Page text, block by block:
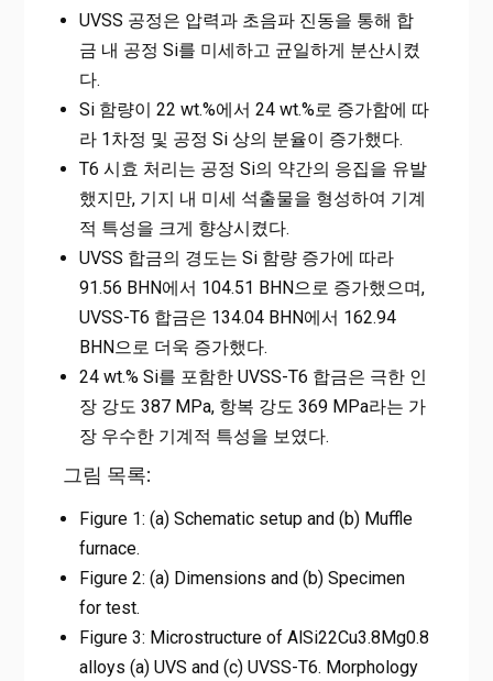
UVSS 공정은 압력과 초음파 진동을 통해 합
금 내 공정 Si를 미세하고 균일하게 분산시켰
다.
Si 함량이 22 wt.%에서 24 wt.%로 증가함에 따
라 1차정 및 공정 Si 상의 분율이 증가했다.
T6 시효 처리는 공정 Si의 약간의 응집을 유발
했지만, 기지 내 미세 석출물을 형성하여 기계
적 특성을 크게 향상시켰다.
UVSS 합금의 경도는 Si 함량 증가에 따라
91.56 BHN에서 104.51 BHN으로 증가했으며,
UVSS-T6 합금은 134.04 BHN에서 162.94
BHN으로 더욱 증가했다.
24 wt.% Si를 포함한 UVSS-T6 합금은 극한 인
장 강도 387 MPa, 항복 강도 369 MPa라는 가
장 우수한 기계적 특성을 보였다.
그림 목록:
Figure 1: (a) Schematic setup and (b) Muffle
furnace.
Figure 2: (a) Dimensions and (b) Specimen
for test.
Figure 3: Microstructure of AlSi22Cu3.8Mg0.8
alloys (a) UVS and (c) UVSS-T6. Morphology